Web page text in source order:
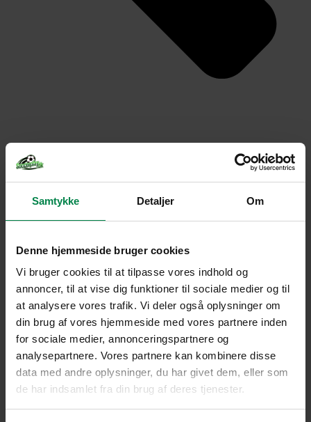
Samtykke Detaljer Om
Denne hjemmeside bruger cookies
Vi bruger cookies til at tilpasse vores indhold og
annoncer, til at vise dig funktioner til sociale medier og til
at analysere vores trafik. Vi deler også oplysninger om
din brug af vores hjemmeside med vores partnere inden
for sociale medier, annonceringspartnere og
analysepartnere. Vores partnere kan kombinere disse
data med andre oplysninger, du har givet dem, eller som
de har indsamlet fra din brug af deres tjenester.